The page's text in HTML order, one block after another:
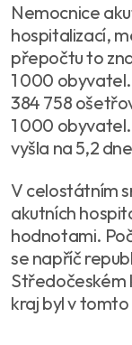
Nemocnice
hospitalizací,
přepočtu to
1 000
384 758
1 000
vyšla na 5,2
V celostátním
akutních
hodnotami.
se napříč
Středočeském
kraj byl v